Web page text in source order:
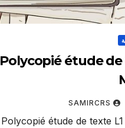
Polycopié étude de
SAMIRCRS
Polycopié étude de texte